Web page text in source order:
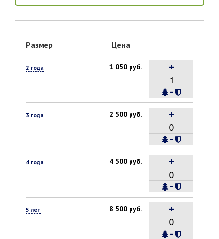
Размер Цена
2 года 1 050 руб.
-
+
3 года 2 500 руб.
-
+
4 года 4 500 руб.
-
+
5 лет 8 500 руб.
-
+